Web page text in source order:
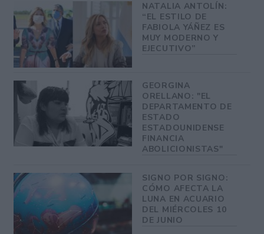
NATALIA ANTOLÍN:
“EL ESTILO DE
FABIOLA YÁÑEZ ES
MUY MODERNO Y
EJECUTIVO”
GEORGINA
ORELLANO: "EL
DEPARTAMENTO DE
ESTADO
ESTADOUNIDENSE
FINANCIA
ABOLICIONISTAS"
SIGNO POR SIGNO:
CÓMO AFECTA LA
LUNA EN ACUARIO
DEL MIÉRCOLES 10
DE JUNIO